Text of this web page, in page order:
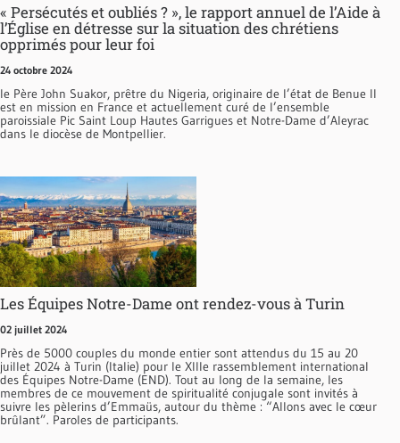
« Persécutés et oubliés ? », le rapport annuel de l’Aide à
l’Église en détresse sur la situation des chrétiens
opprimés pour leur foi
24 octobre 2024
le Père John Suakor, prêtre du Nigeria, originaire de l’état de Benue Il
est en mission en France et actuellement curé de l’ensemble
paroissiale Pic Saint Loup Hautes Garrigues et Notre-Dame d’Aleyrac
dans le diocèse de Montpellier.
Les Équipes Notre-Dame ont rendez-vous à Turin
02 juillet 2024
Près de 5000 couples du monde entier sont attendus du 15 au 20
juillet 2024 à Turin (Italie) pour le XIIIe rassemblement international
des Équipes Notre-Dame (END). Tout au long de la semaine, les
membres de ce mouvement de spiritualité conjugale sont invités à
suivre les pèlerins d’Emmaüs, autour du thème : “Allons avec le cœur
brûlant”. Paroles de participants.